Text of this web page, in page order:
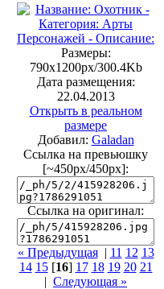
Размеры:
790x1200px/300.4Kb
Дата размещения:
22.04.2013
Открыть в реальном
размере
Добавил: Galadan
Ссылка на превьюшку
[~450px/450px]:
Ссылка на оригинал:
« Предыдущая| 11 12 13
14 15[16] 17 18 19 20 21
| Следующая »